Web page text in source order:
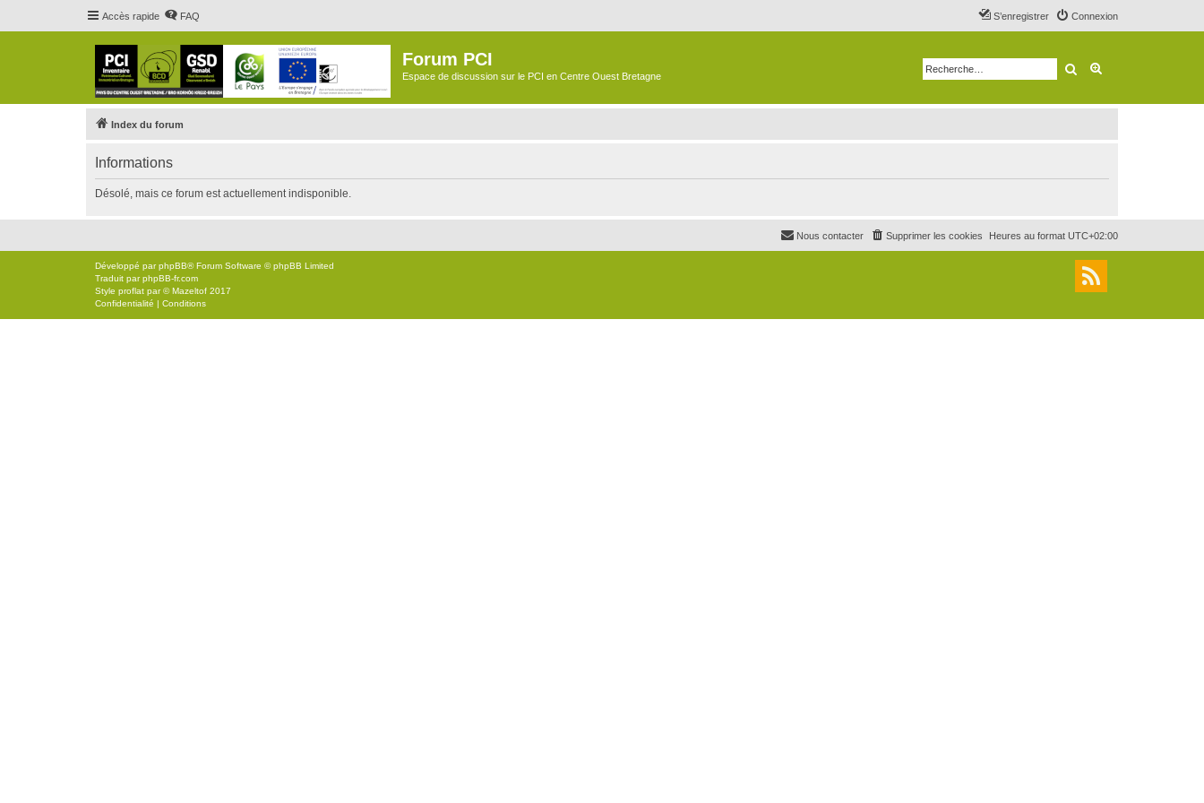
Accès rapide FAQ Connexion
S’enregistrer
Forum PCI
Espace de discussion sur le PCI en Centre Ouest Bretagne Rechercher
Index du forum
Informations
Désolé, mais ce forum est actuellement indisponible.
Heures au format UTC+02:00
Supprimer les cookies
Nous contacter
Développé parphpBB® Forum Software © phpBB Limited
Traduit parphpBB-fr.com
Style proflat par ©Mazeltof 2017
Confidentialité | Conditions